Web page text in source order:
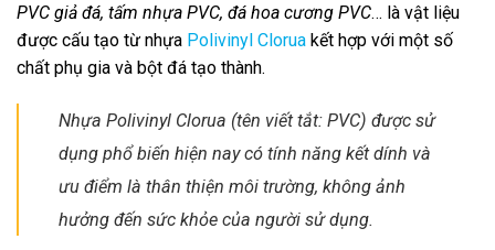
PVC giả đá, tấm nhựa PVC, đá hoa cương PVC… là vật liệu
được cấu tạo từ nhựa Polivinyl Clorua kết hợp với một số
chất phụ gia và bột đá tạo thành.
Nhựa Polivinyl Clorua (tên viết tắt: PVC) được sử
dụng phổ biến hiện nay có tính năng kết dính và
ưu điểm là thân thiện môi trường, không ảnh
hưởng đến sức khỏe của người sử dụng.